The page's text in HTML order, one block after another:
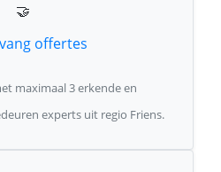
🤝
offertes
maximaal 3 erkende en
experts uit regio Friens.